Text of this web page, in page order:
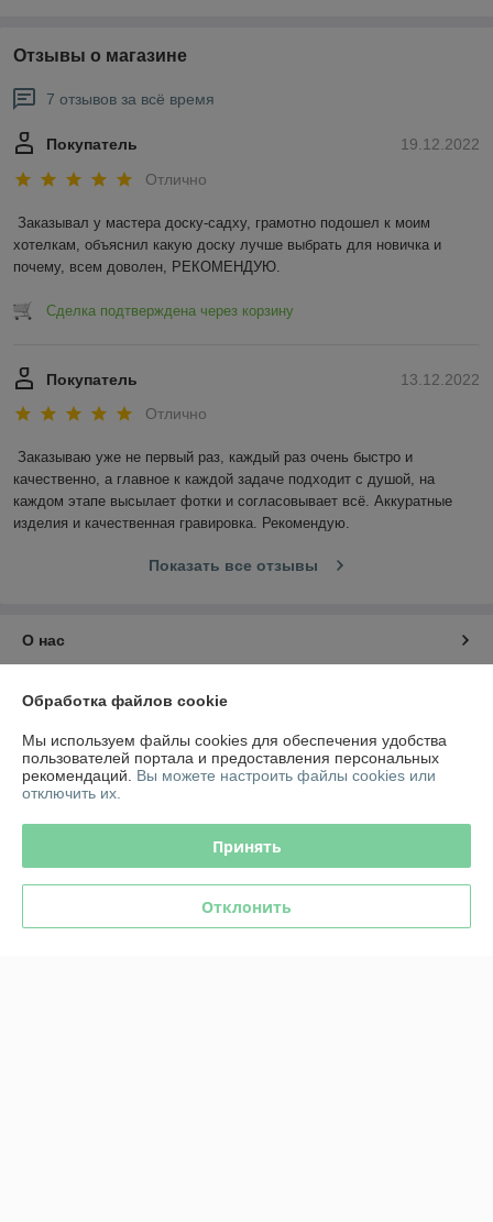
Отзывы о магазине
7 отзывов за всё время
19.12.2022
Покупатель
Отлично
Заказывал у мастера доску-садху, грамотно подошел к моим
хотелкам, объяснил какую доску лучше выбрать для новичка и
почему, всем доволен, РЕКОМЕНДУЮ.
Сделка подтверждена через корзину
13.12.2022
Покупатель
Отлично
Заказываю уже не первый раз, каждый раз очень быстро и
качественно, а главное к каждой задаче подходит с душой, на
каждом этапе высылает фотки и согласовывает всё. Аккуратные
изделия и качественная гравировка. Рекомендую.
Показать все отзывы
О нас
Контакты
Доставка и оплата
График работы
Политика обработки cookies
Обработка файлов cookie
Мы используем файлы cookies для обеспечения удобства
пользователей портала и предоставления персональных
рекомендаций. Вы можете настроить файлы cookies или
отключить их.
Принять
Отклонить